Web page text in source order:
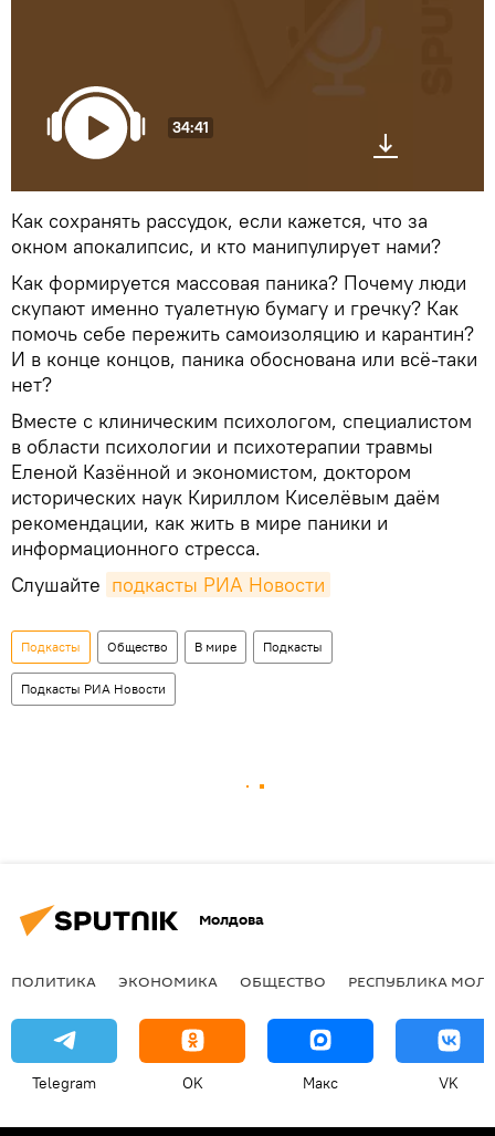
34:41
Как сохранять рассудок, если кажется, что за
окном апокалипсис, и кто манипулирует нами?
Как формируется массовая паника? Почему люди
скупают именно туалетную бумагу и гречку? Как
помочь себе пережить самоизоляцию и карантин?
И в конце концов, паника обоснована или всё-таки
нет?
Вместе с клиническим психологом, специалистом
в области психологии и психотерапии травмы
Еленой Казённой и экономистом, доктором
исторических наук Кириллом Киселёвым даём
рекомендации, как жить в мире паники и
информационного стресса.
Слушайте подкасты РИА Новости
Подкасты Общество В мире Подкасты
Подкасты РИА Новости
Молдова
ПОЛИТИКА ЭКОНОМИКА ОБЩЕСТВО РЕСПУБЛИКА
Telegram OK Макс VK